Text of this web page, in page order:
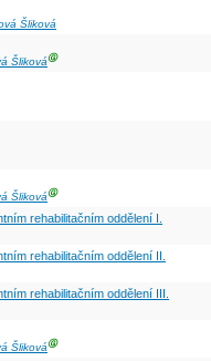
Šliková
ŠlikováⒼ
ŠlikováⒼ
rehabilitačním oddělení I.
rehabilitačním oddělení II.
rehabilitačním oddělení III.
ŠlikováⒼ